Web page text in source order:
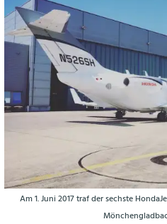
Am 1. Juni 2017 traf der sechste